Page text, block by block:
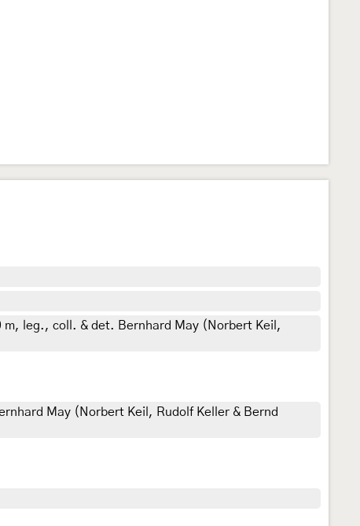
leg., coll. & det. Bernhard May (Norbert Keil,
May (Norbert Keil, Rudolf Keller & Bernd